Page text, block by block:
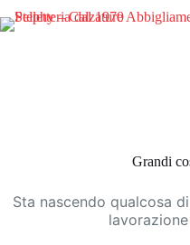
al
Grandi
Sta nascendo qualcosa